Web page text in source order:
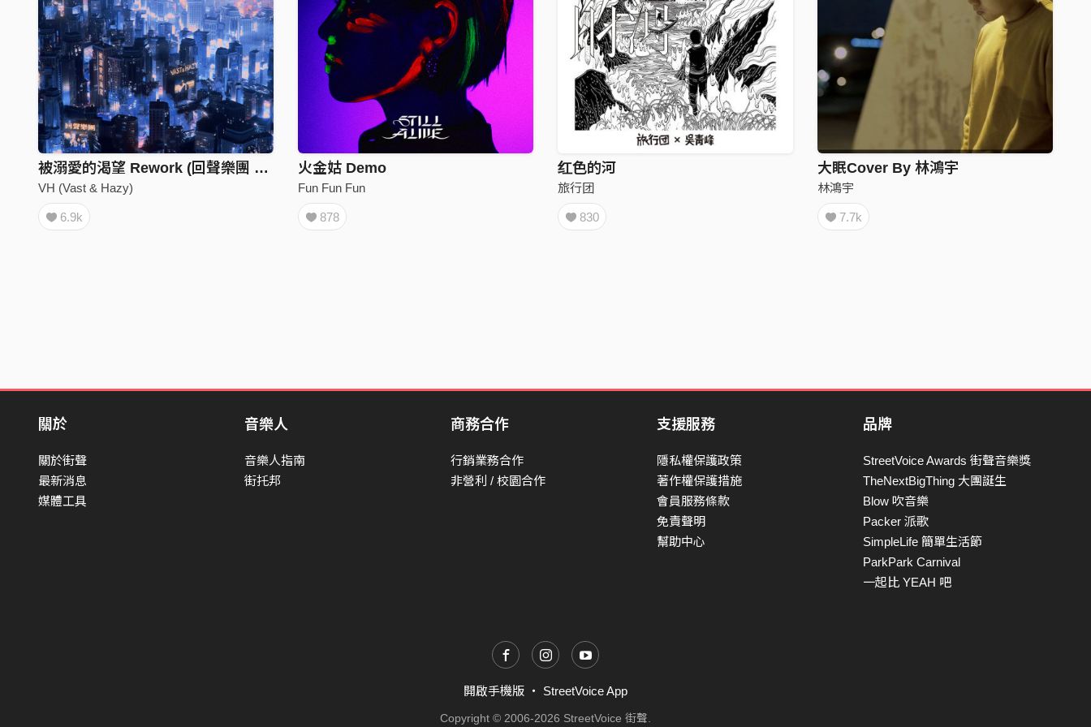
被溺愛的渴望 Rework (回聲樂團 Cover)
VH (Vast & Hazy)
6.9k
火金姑 Demo
Fun Fun Fun
878
红色的河
旅行团
830
大眠Cover By 林鴻宇
林鴻宇
7.7k
關於
關於街聲
最新消息
媒體工具
音樂人
音樂人指南
街托邦
商務合作
行銷業務合作
非營利 / 校園合作
支援服務
隱私權保護政策
著作權保護措施
會員服務條款
免責聲明
幫助中心
品牌
StreetVoice Awards 街聲音樂獎
TheNextBigThing 大團誕生
Blow 吹音樂
Packer 派歌
SimpleLife 簡單生活節
ParkPark Carnival
一起比 YEAH 吧
開啟手機版 ・ StreetVoice App
Copyright © 2006-2026 StreetVoice 街聲.